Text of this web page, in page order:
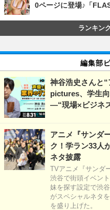
0ページに登場♪「
ランキン
編集部
神谷浩史さんと
pictures、学生
―“現場×ビジネ
アニメ『サンダ
ク！学ラン33人
ネタ披露
TVアニメ『サンダ
渋谷で街頭イベン
妹を探す設定で渋
がスペシャルネタ
を盛り上げた。